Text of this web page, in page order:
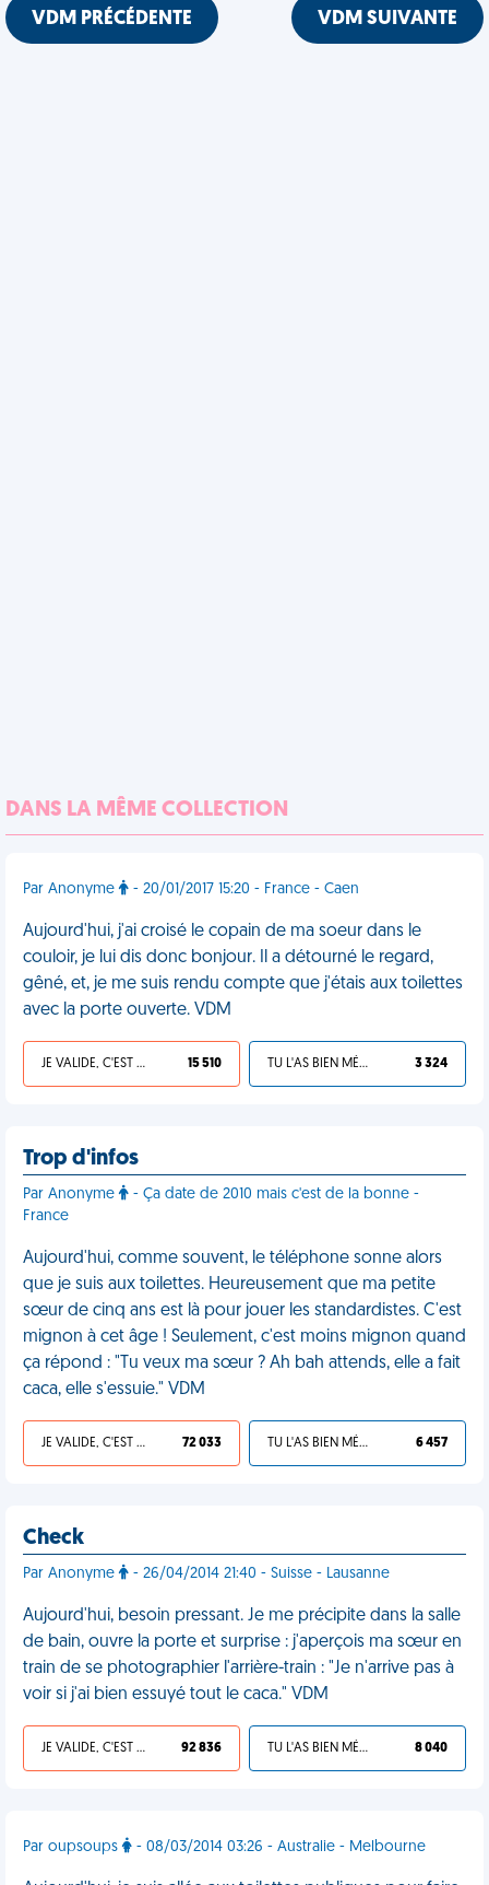
VDM PRÉCÉDENTE VDM SUIVANTE
DANS LA MÊME COLLECTION
Par Anonyme - 20/01/2017 15:20 - France - Caen
Aujourd'hui, j'ai croisé le copain de ma soeur dans le
couloir, je lui dis donc bonjour. Il a détourné le regard,
gêné, et, je me suis rendu compte que j'étais aux toilettes
avec la porte ouverte. VDM
JE VALIDE, C'EST UNE VDM 15 510 TU L'AS BIEN MÉRITÉ 3 324
Trop d'infos
Par Anonyme
- Ça date de 2010 mais c'est de la bonne -
France
Aujourd'hui, comme souvent, le téléphone sonne alors
que je suis aux toilettes. Heureusement que ma petite
sœur de cinq ans est là pour jouer les standardistes. C'est
mignon à cet âge ! Seulement, c'est moins mignon quand
ça répond : "Tu veux ma sœur ? Ah bah attends, elle a fait
caca, elle s'essuie." VDM
JE VALIDE, C'EST UNE VDM 72 033 TU L'AS BIEN MÉRITÉ 6 457
Check
Par Anonyme - 26/04/2014 21:40 - Suisse - Lausanne
Aujourd'hui, besoin pressant. Je me précipite dans la salle
de bain, ouvre la porte et surprise : j'aperçois ma sœur en
train de se photographier l'arrière-train : "Je n'arrive pas à
voir si j'ai bien essuyé tout le caca." VDM
JE VALIDE, C'EST UNE VDM 92 836 TU L'AS BIEN MÉRITÉ 8 040
Par oupsoups - 08/03/2014 03:26 - Australie - Melbourne